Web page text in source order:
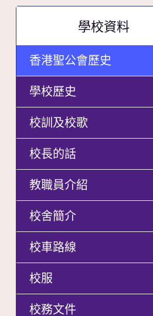
學校資料
香港聖公會歷史
學校歷史
校訓及校歌
校長的話
教職員介紹
校舍簡介
校車路線
校服
校務文件